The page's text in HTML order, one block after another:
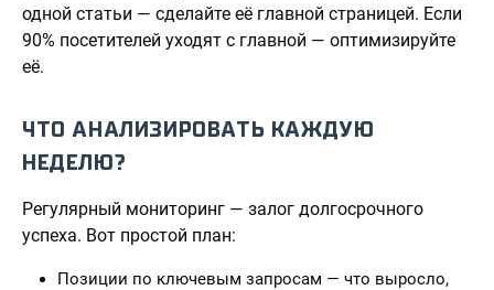
одной статьи — сделайте её главной страницей. Если
90% посетителей уходят с главной — оптимизируйте
её.
ЧТО АНАЛИЗИРОВАТЬ КАЖДУЮ
НЕДЕЛЮ?
Регулярный мониторинг — залог долгосрочного
успеха. Вот простой план:
Позиции по ключевым запросам — что выросло,